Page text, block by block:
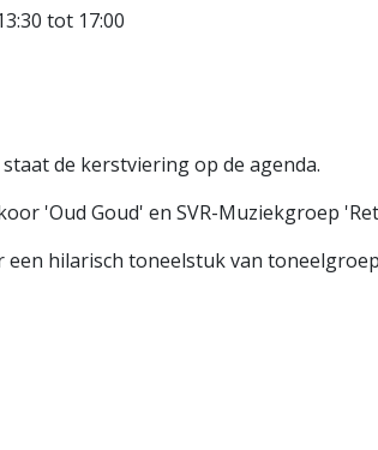
tot 17:00
de kerstviering op de agenda.
'Oud Goud' en SVR-Muziekgroep
een hilarisch toneelstuk van